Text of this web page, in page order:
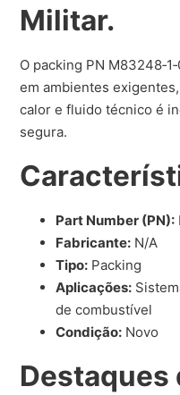
Militar.
O packing PN
em ambientes
calor e fluido técnico é
segura.
Part Number (PN):
Fabricante: N/A
Tipo: Packing
Aplicações:
de combustível
Condição: Novo
Destaques